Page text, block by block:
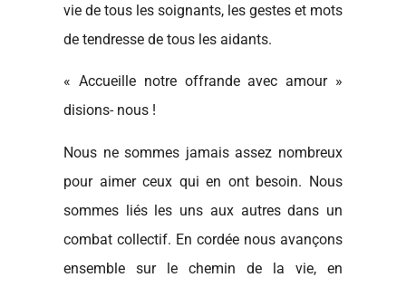
vie de tous les soignants, les gestes et mots
de tendresse de tous les aidants.
« Accueille notre offrande avec amour »
disions- nous !
Nous ne sommes jamais assez nombreux
pour aimer ceux qui en ont besoin. Nous
sommes liés les uns aux autres dans un
combat collectif. En cordée nous avançons
ensemble sur le chemin de la vie, en